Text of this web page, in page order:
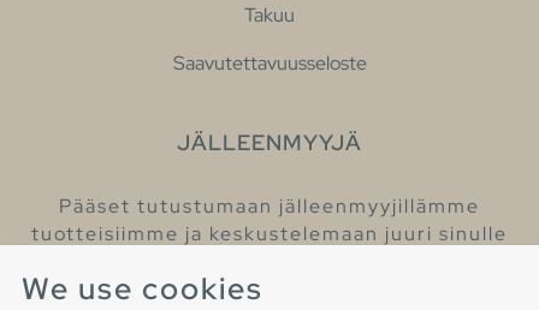
We use cookies
Takuu
Saavutettavuusseloste
JÄLLEENMYYJÄ
Pääset tutustumaan jälleenmyyjillämme
tuotteisiimme ja keskustelemaan juuri sinulle